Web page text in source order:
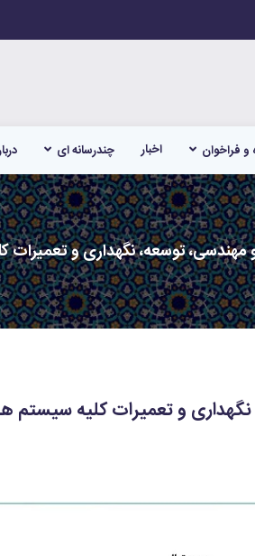
و فراخوان اخبار چندرسانه ای
مهندسی، توسعه، نگهداری و
و تعمیرات کلیه سیستم